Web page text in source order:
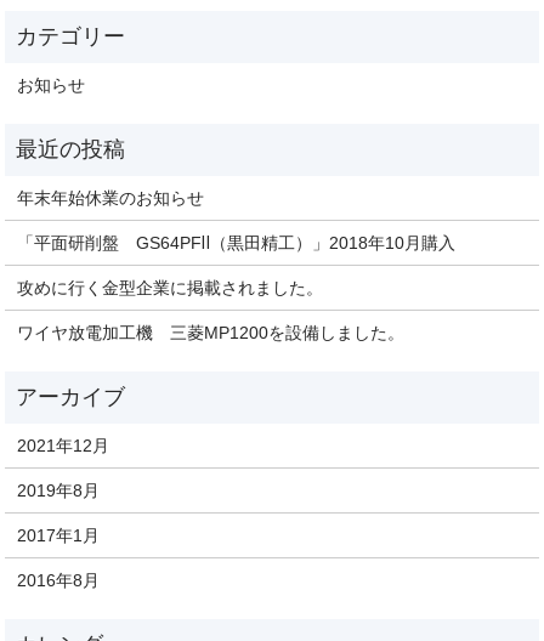
お知らせ
年末年始休業のお知らせ
「平面研削盤 GS64PFⅡ（黒田精工）」2018年10月購入
攻めに行く金型企業に掲載されました。
ワイヤ放電加工機 三菱MP1200を設備しました。
2021年12月
2019年8月
2017年1月
2016年8月